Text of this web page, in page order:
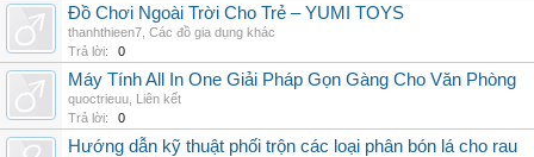
Đồ Chơi Ngoài Trời Cho Trẻ – YUMI TOYS
thanhthieen7 Các đồ gia dụng khác
Trả lời:
0
Máy Tính All In One Giải Pháp Gọn Gàng Cho Văn Phòng
quoctrieuu Liên kết
Trả lời:
0
Hướng dẫn kỹ thuật phối trộn các loại phân bón lá cho rau